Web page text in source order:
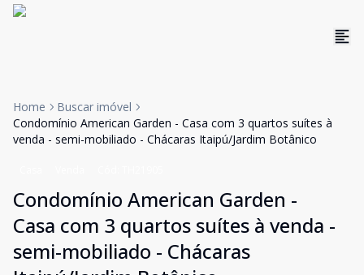
Home
Buscar imóvel
Condomínio American Garden - Casa com 3 quartos suítes à
venda - semi-mobiliado - Chácaras Itaipú/Jardim Botânico
Condomínio American Garden -
Casa com 3 quartos suítes à venda -
semi-mobiliado - Chácaras